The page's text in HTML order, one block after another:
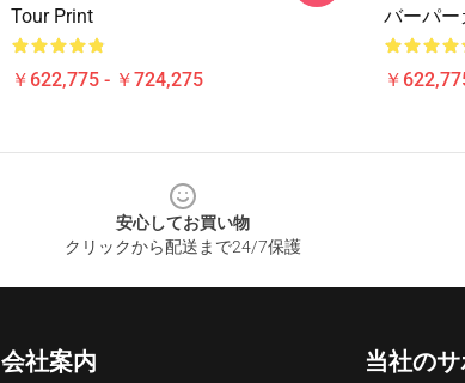
Tour Print
￥622,775 - ￥724,275
バーパー
￥
安心してお買い物
クリックから配送まで24/7保護
会社案内 当社のサ